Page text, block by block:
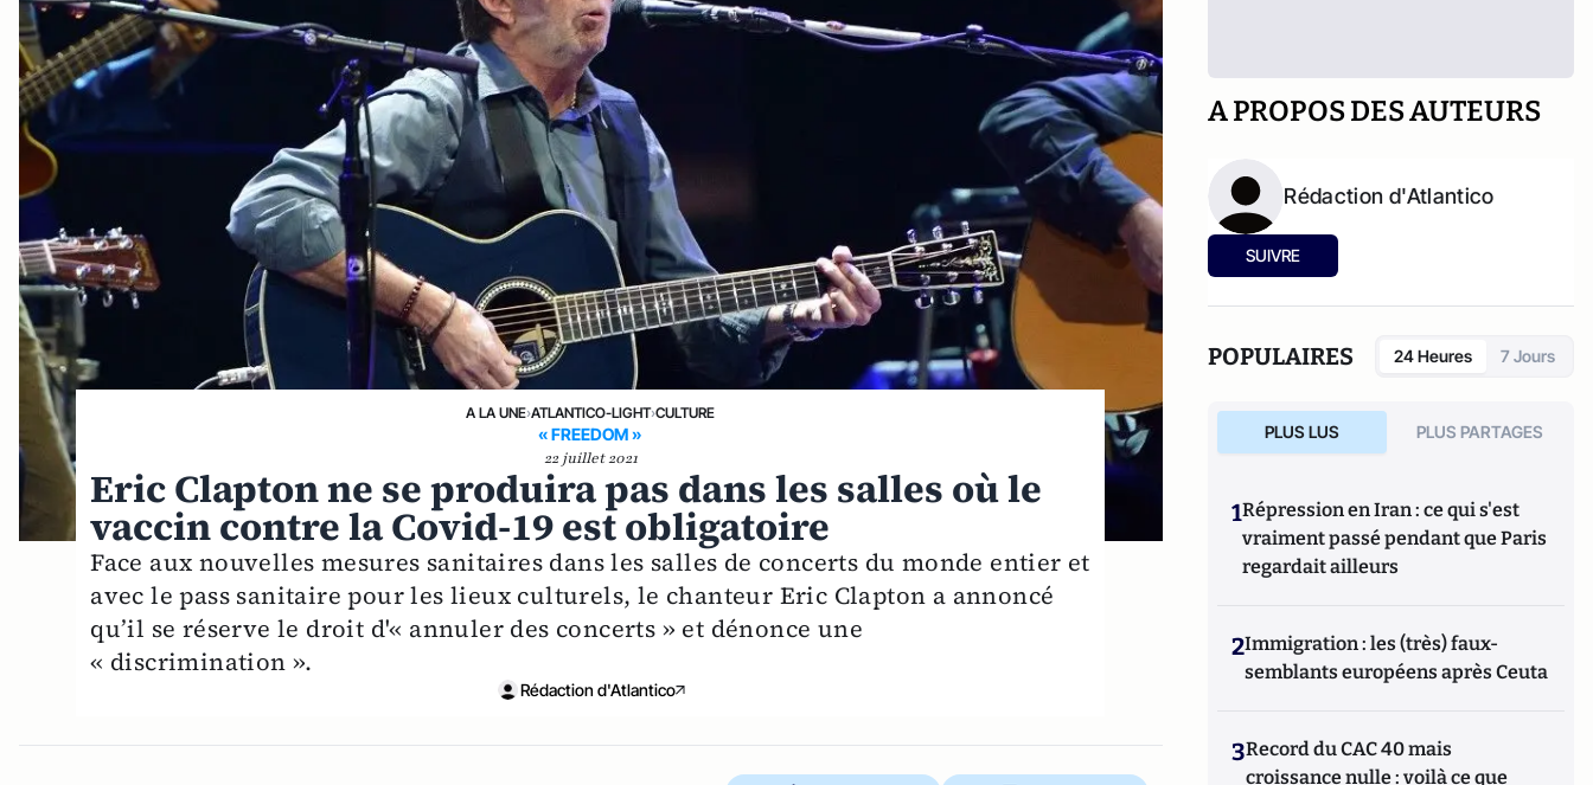
A LA UNE›ATLANTICO-LIGHT›CULTURE
« FREEDOM »
22 juillet 2021
Eric Clapton ne se produira pas dans les salles où le
vaccin contre la Covid-19 est obligatoire
Face aux nouvelles mesures sanitaires dans les salles de concerts du monde entier et
avec le pass sanitaire pour les lieux culturels, le chanteur Eric Clapton a annoncé
qu’il se réserve le droit d'« annuler des concerts » et dénonce une
« discrimination ».
Rédaction d'Atlantico
A PROPOS DES AUTEURS
Rédaction d'Atlantico
SUIVRE
POPULAIRES 24 Heures 7 Jours
PLUS LUS PLUS PARTAGES
1Répression en Iran : ce qui s'est
vraiment passé pendant que Paris
regardait ailleurs
2Immigration : les (très) faux-
semblants européens après Ceuta
3Record du CAC 40 mais
croissance nulle : voilà ce que